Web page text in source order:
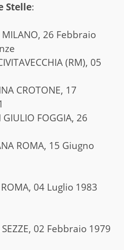
Stelle:
MILANO, 26 Febbraio
(RM), 05
CROTONE, 17
FOGGIA, 26
ROMA, 15 Giugno
ROMA, 04 Luglio 1983
SEZZE, 02 Febbraio 1979